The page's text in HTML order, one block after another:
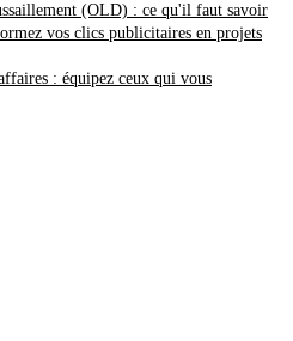
(OLD) : ce qu'il faut savoir
vos clics publicitaires en projets
: équipez ceux qui vous